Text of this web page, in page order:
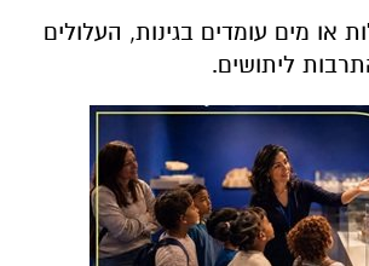
או מים עומדים בגינות, העלולים
ליתושים.